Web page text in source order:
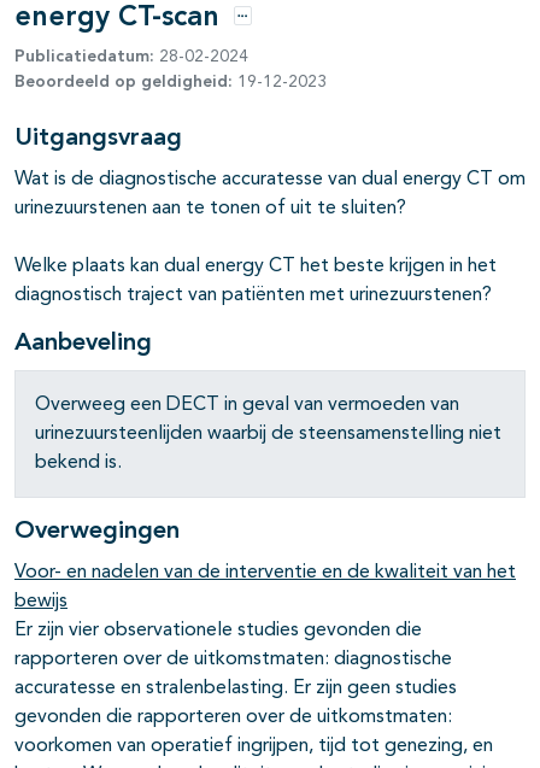
energy CT-scan
Opties
Publicatiedatum: 28-02-2024
Beoordeeld op geldigheid: 19-12-2023
Uitgangsvraag
Wat is de diagnostische accuratesse van dual energy CT om
urinezuurstenen aan te tonen of uit te sluiten?
Welke plaats kan dual energy CT het beste krijgen in het
diagnostisch traject van patiënten met urinezuurstenen?
Aanbeveling
Overweeg een DECT in geval van vermoeden van
urinezuursteenlijden waarbij de steensamenstelling niet
bekend is.
Overwegingen
Voor- en nadelen van de interventie en de kwaliteit van het
bewijs
Er zijn vier observationele studies gevonden die
rapporteren over de uitkomstmaten: diagnostische
accuratesse en stralenbelasting. Er zijn geen studies
gevonden die rapporteren over de uitkomstmaten:
voorkomen van operatief ingrijpen, tijd tot genezing, en